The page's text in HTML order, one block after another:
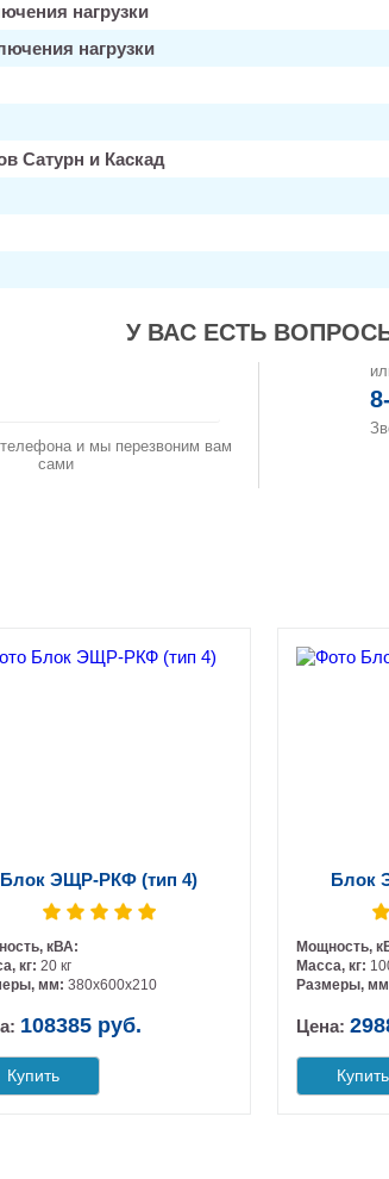
нагрузки
нагрузки
Сатурн и Каскад
У ВАС ЕСТЬ
и мы перезвоним вам
сами
Блок ЭЩР-РКФ (тип 4)
кВА:
кг: 20 кг
мм: 380х600х210
108385 руб.
Купить
Блок
Мощность,
Масса, кг:
Размеры,
Цена:
Купить